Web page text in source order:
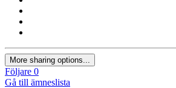
More sharing options...
Följare 0
Gå till ämneslista